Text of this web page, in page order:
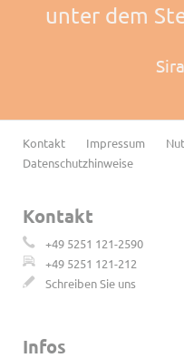
unter dem
Navigation
überspringen
Kontakt Impressum
Datenschutzhinweise
Kontakt
+49 5251 121-2590
+49 5251 121-212
Schreiben Sie uns
Infos